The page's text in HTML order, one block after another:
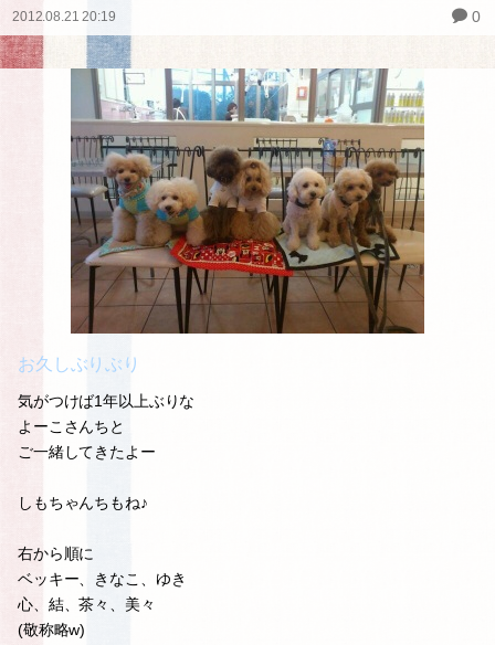
2012.08.21 20:19 0
お久しぶりぶり
気がつけば1年以上ぶりな
よーこさんちと
ご一緒してきたよー
しもちゃんちもね♪
右から順に
ベッキー、きなこ、ゆき
心、結、茶々、美々
(敬称略w)